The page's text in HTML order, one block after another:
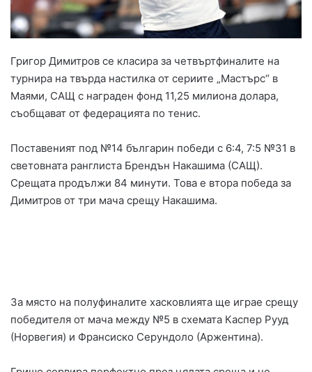
Григор Димитров се класира за четвъртфиналите на
турнира на твърда настилка от сериите „Мастърс“ в
Маями, САЩ с награден фонд 11,25 милиона долара,
съобщават от федерацията по тенис.
Поставеният под №14 българин победи с 6:4, 7:5 №31 в
световната ранглиста Брендън Накашима (САЩ).
Срещата продължи 84 минути. Това е втора победа за
Димитров от три мача срещу Накашима.
За място на полуфиналите хасковлията ще играе срещу
победителя от мача между №5 в схемата Каспер Рууд
(Норвегия) и Франсиско Серундоло (Аржентина).